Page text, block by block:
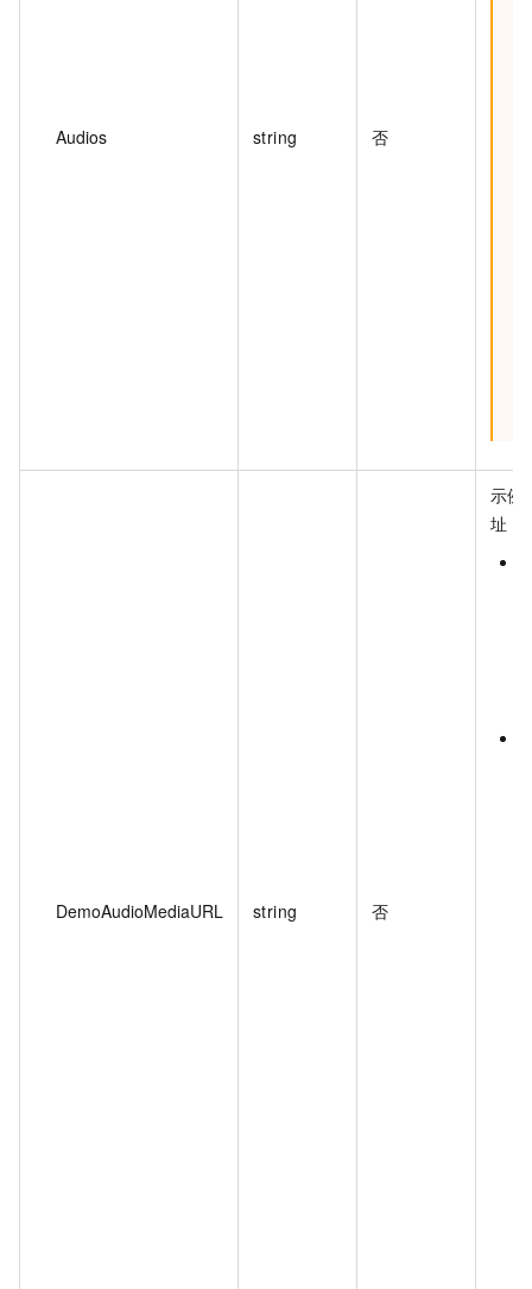
Audios string 否
DemoAudioMediaURL string 否
示例
址